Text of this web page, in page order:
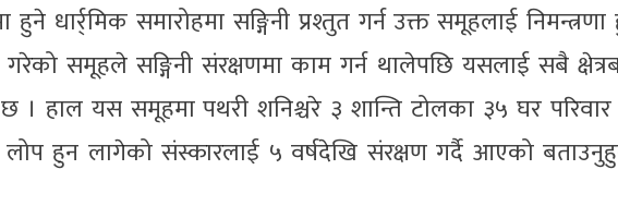
हुने धार्र्मिक समारोहमा सङ्गिनी प्रश्तुत गर्न उक्त समूहलाई
समूहले सङ्गिनी संरक्षणमा काम गर्न थालेपछि यसलाई सबै
। हाल यस समूहमा पथरी शनिश्चरे ३ शान्ति टोलका ३५ घर
हुन लागेको संस्कारलाई ५ वर्षदेखि संरक्षण गर्दै आएको